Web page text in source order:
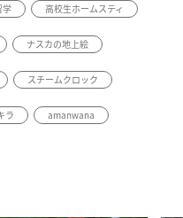
学 高校生ホームスティ
ナスカの地上絵
スチームクロック
ラ amanwana